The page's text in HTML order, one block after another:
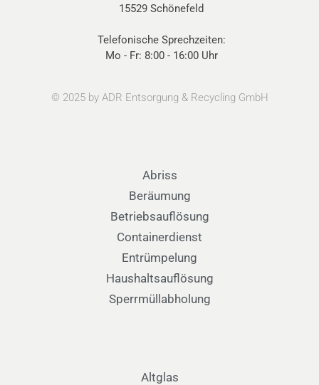
15529 Schönefeld
Telefonische Sprechzeiten:
Mo - Fr: 8:00 - 16:00 Uhr
© 2025by ADR Entsorgung & Recycling GmbH
Abriss
Beräumung
Betriebsauflösung
Containerdienst
Entrümpelung
Haushaltsauflösung
Sperrmüllabholung
Altglas